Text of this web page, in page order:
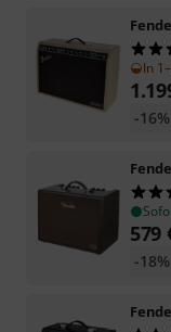
In
-16%
579
-18%